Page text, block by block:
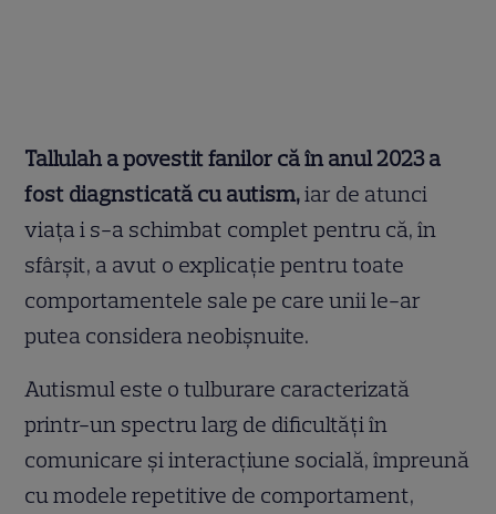
Tallulah a povestit fanilor că în anul 2023 a
fost diagnsticată cu autism,iar de atunci
viața i s-a schimbat complet pentru că, în
sfârșit, a avut o explicație pentru toate
comportamentele sale pe care unii le-ar
putea considera neobișnuite.
Autismul este o tulburare caracterizată
printr-un spectru larg de dificultăți în
comunicare și interacțiune socială, împreună
cu modele repetitive de comportament,